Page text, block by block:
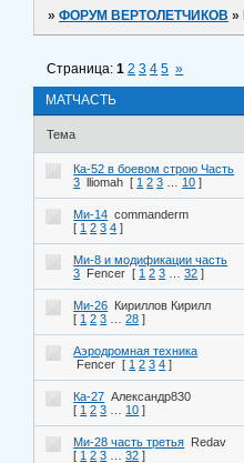
»ФОРУМ ВЕРТОЛЕТЧИКОВ »
МАТЧАСТЬ
Страница:1 2 3 4 5 »
Тема
Ка-52 в боевом строю Часть
3 lliomah [ 1 2 3 10 ]
Ми-14 commanderm
[ 1 2 3 4 ]
Ми-8 и модификации часть
3 Fencer [ 1 2 3 32 ]
Ми-26 Кириллов Кирилл
[ 1 2 3 28 ]
Аэродромная техника
Fencer [ 1 2 3 4 ]
Ка-27 Александр830
[ 1 2 3 10 ]
Ми-28 часть третья Redav
[ 1 2 3 32 ]